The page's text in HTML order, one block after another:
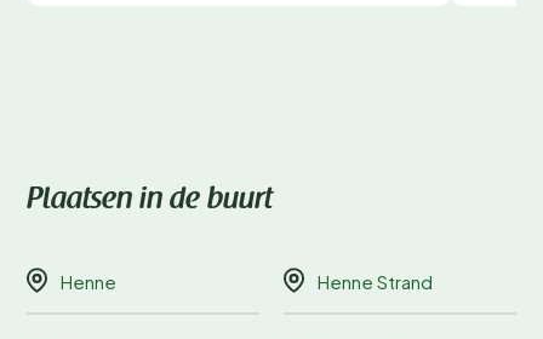
Plaatsen in de buurt
Henne Henne Strand